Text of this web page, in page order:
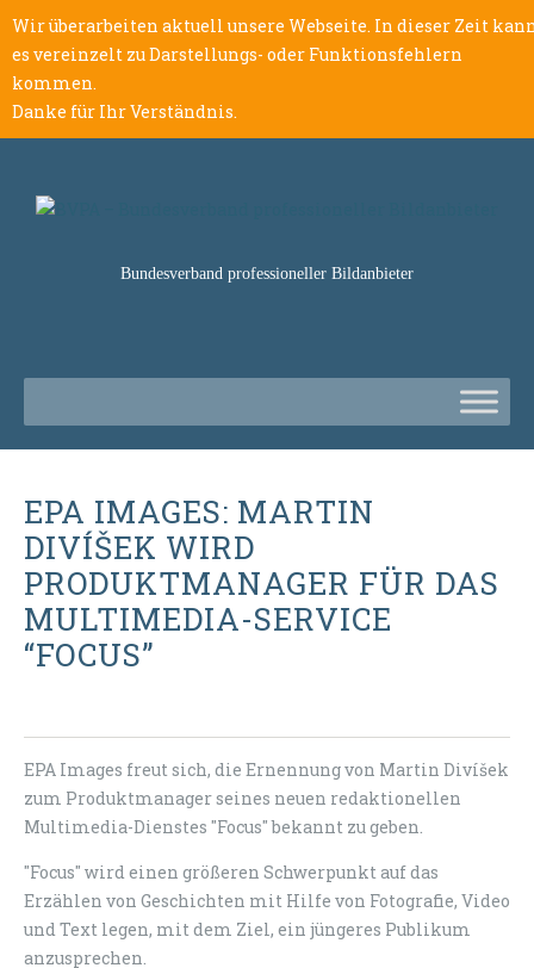
Wir überarbeiten aktuell unsere Webseite. In dieser Zeit
es vereinzelt zu Darstellungs- oder Funktionsfehlern
kommen.
Danke für Ihr Verständnis.
Bundesverband professioneller Bildanbieter
EPA IMAGES: MARTIN
DIVÍŠEK WIRD
PRODUKTMANAGER FÜR DAS
MULTIMEDIA-SERVICE
“FOCUS”
EPA Images freut sich, die Ernennung von Martin Divíšek
zum Produktmanager seines neuen redaktionellen
Multimedia-Dienstes "Focus" bekannt zu geben.
"Focus" wird einen größeren Schwerpunkt auf das
Erzählen von Geschichten mit Hilfe von Fotografie, Video
und Text legen, mit dem Ziel, ein jüngeres Publikum
anzusprechen.